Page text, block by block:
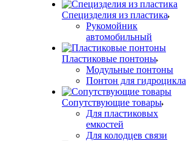
Специзделия из пластика
Рукомойник
автомобильный
Пластиковые понтоны
Модульные понтоны
Понтон для гидроцикла
Сопутствующие товары
Для пластиковых
емкостей
Для колодцев связи